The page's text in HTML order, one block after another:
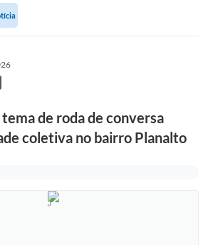
de roda de conversa
coletiva no bairro Planalto